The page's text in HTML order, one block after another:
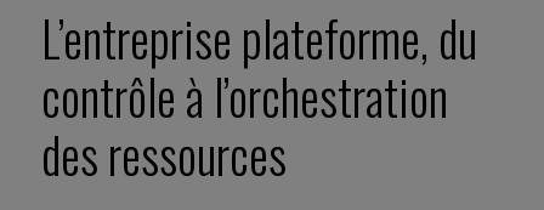
L’entreprise plateforme, du
contrôle à l’orchestration
des ressources